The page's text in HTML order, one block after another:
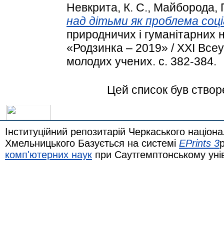
Невкрита, К. С., Майборода,
над дітьми як проблема
природничих і
«Родзинка – 2019» / XXІ
молодих учених. с. 382-384.
Цей список був
Інституційний репозитарій Черкаського
Хмельницького Базується на системі EPrints 3
комп'ютерних наук при Саутгемптонському